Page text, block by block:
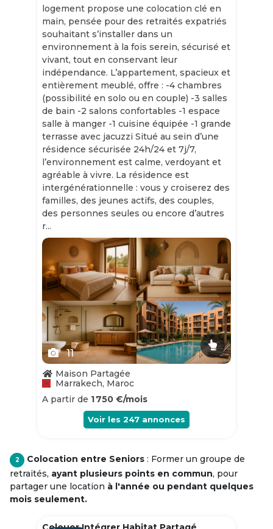
logement propose une colocation clé en
main, pensée pour des retraités expatriés
souhaitant s’installer dans un
environnement à la fois serein, sécurisé et
vivant, tout en conservant leur
indépendance. L’appartement, spacieux et
entièrement meublé, offre : -4 chambres
(possibilité en solo ou en couple) -3 salles
de bain -2 salons confortables -1 espace
salle à manger -1 cuisine équipée -1 grande
terrasse avec jacuzzi Situé au sein d’une
résidence sécurisée 24h/24 et 7j/7,
l’environnement est calme, verdoyant et
agréable à vivre. La résidence est
intergénérationnelle : vous y croiserez des
familles, des jeunes actifs, des couples,
des personnes seules ou encore d’autres
r...
Slide 1 of 11
11
Maison Partagée
Marrakech, Maroc
A partir de 1 750 €/mois
Voir les 247 annonces
2 Colocation entre Seniors : Former un groupe de
retraités, ayant plusieurs points en commun, pour
partager une location à l'année ou pendant quelques
mois seulement.